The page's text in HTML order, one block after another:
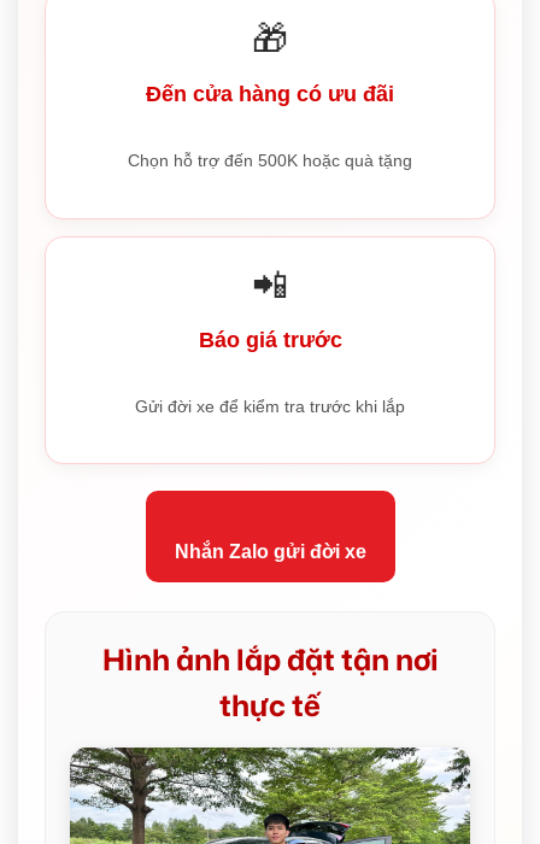
🎁
Đến cửa hàng có ưu đãi
Chọn hỗ trợ đến 500K hoặc quà tặng
📲
Báo giá trước
Gửi đời xe để kiểm tra trước khi lắp
Nhắn Zalo gửi đời xe
Hình ảnh lắp đặt tận nơi
thực tế